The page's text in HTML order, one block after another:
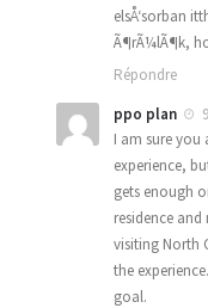
elsÅ‘sorban
Ã¶rÃ¼lÃ¶k,
Répondre
ppo plan
I am sure
experience,
gets enough
residence
visiting North
the
goal.